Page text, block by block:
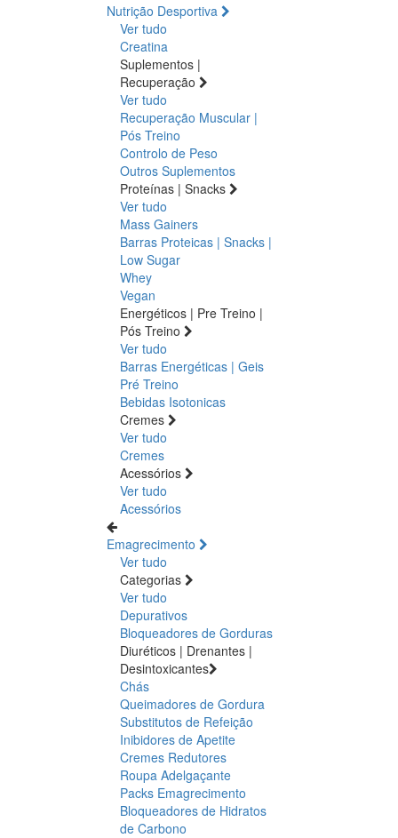
Nutrição Desportiva
Ver tudo
Creatina
Suplementos |
Recuperação
Ver tudo
Recuperação Muscular |
Pós Treino
Controlo de Peso
Outros Suplementos
Proteínas | Snacks
Ver tudo
Mass Gainers
Barras Proteicas | Snacks |
Low Sugar
Whey
Vegan
Energéticos | Pre Treino |
Pós Treino
Ver tudo
Barras Energéticas | Geis
Pré Treino
Bebidas Isotonicas
Cremes
Ver tudo
Cremes
Acessórios
Ver tudo
Acessórios
Emagrecimento
Ver tudo
Categorias
Ver tudo
Depurativos
Bloqueadores de Gorduras
Diuréticos | Drenantes |
Desintoxicantes
Chás
Queimadores de Gordura
Substitutos de Refeição
Inibidores de Apetite
Cremes Redutores
Roupa Adelgaçante
Packs Emagrecimento
Bloqueadores de Hidratos
de Carbono